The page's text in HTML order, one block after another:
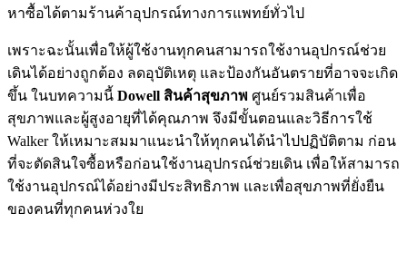
หาซื้อได้ตามร้านค้าอุปกรณ์ทางการแพทย์ทั่วไป
เพราะฉะนั้นเพื่อให้ผู้ใช้งานทุกคนสามารถใช้งานอุปกรณ์ช่วย
เดินได้อย่างถูกต้อง ลดอุบัติเหตุ และป้องกันอันตรายที่อาจจะเกิด
ขึ้น ในบทความนี้ Dowell สินค้าสุขภาพ ศูนย์รวมสินค้าเพื่อ
สุขภาพและผู้สูงอายุที่ได้คุณภาพ จึงมีขั้นตอนและวิธีการใช้
Walker ให้เหมาะสมมาแนะนำให้ทุกคนได้นำไปปฏิบัติตาม ก่อน
ที่จะตัดสินใจซื้อหรือก่อนใช้งานอุปกรณ์ช่วยเดิน เพื่อให้สามารถ
ใช้งานอุปกรณ์ได้อย่างมีประสิทธิภาพ และเพื่อสุขภาพที่ยั่งยืน
ของคนที่ทุกคนห่วงใย